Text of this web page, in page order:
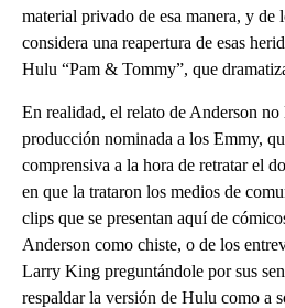
material privado de esa manera, y de
considera una reapertura de esas
Hulu “Pam & Tommy”, que
En realidad, el relato de Anderson no
producción nominada a los Emmy,
comprensiva a la hora de retratar el
en que la trataron los medios de
clips que se presentan aquí de
Anderson como chiste, o de los
Larry King preguntándole por sus
respaldar la versión de Hulu como a